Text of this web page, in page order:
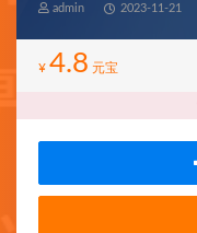
admin 2023-11-21
¥ 4.8 元宝